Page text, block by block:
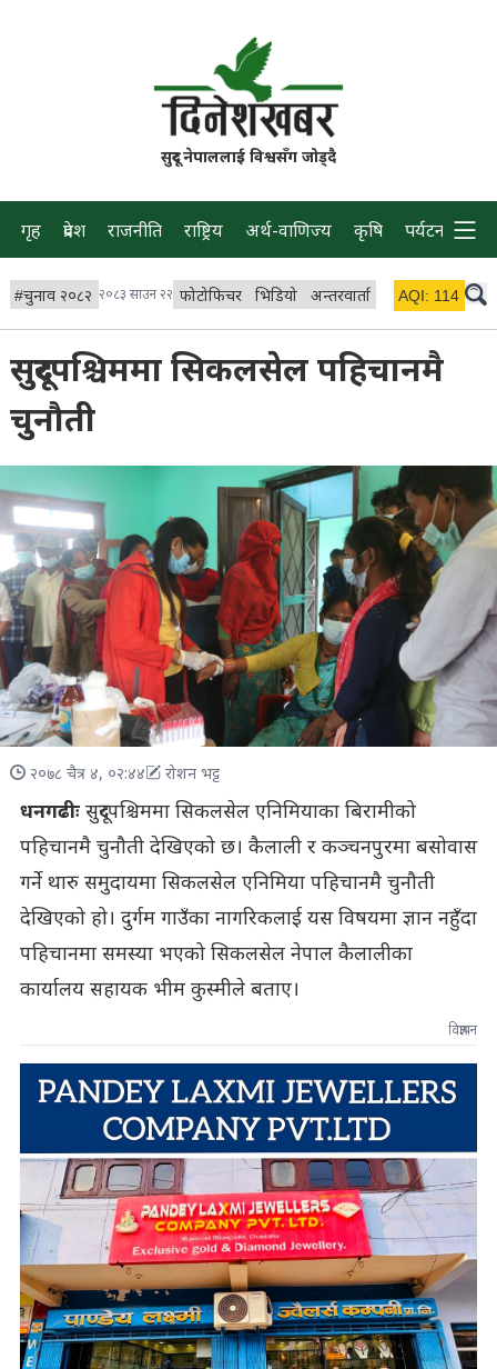
सुदूर नेपाललाई विश्वसँग जोड्दै
गृह प्रदेश राजनीति राष्ट्रिय अर्थ-वाणिज्य कृषि पर्यटन प्रवास
#चुनाव २०८२ २०८३ साउन २२ फोटोफिचर भिडियो अन्तरवार्ता विचार/ब्लग
AQI: 114
सुदूरपश्चिममा सिकलसेल पहिचानमै
चुनौती
२०७८ चैत्र ४, ०२:४४ रोशन भट्ट
धनगढीः सुदूरपश्चिममा सिकलसेल एनिमियाका बिरामीको
पहिचानमै चुनौती देखिएको छ। कैलाली र कञ्चनपुरमा बसोवास
गर्ने थारु समुदायमा सिकलसेल एनिमिया पहिचानमै चुनौती
देखिएको हो। दुर्गम गाउँका नागरिकलाई यस विषयमा ज्ञान नहुँदा
पहिचानमा समस्या भएको सिकलसेल नेपाल कैलालीका
कार्यालय सहायक भीम कुस्मीले बताए।
विज्ञापन